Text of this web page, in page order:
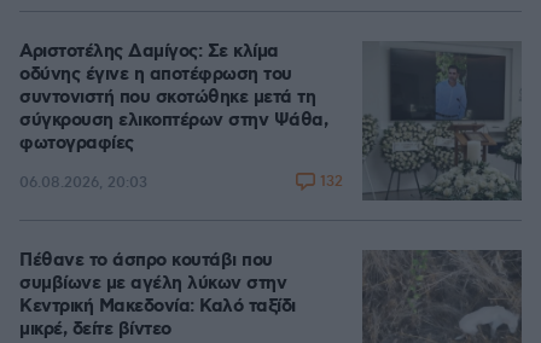
Αριστοτέλης Δαμίγος: Σε κλίμα
οδύνης έγινε η αποτέφρωση του
συντονιστή που σκοτώθηκε μετά τη
σύγκρουση ελικοπτέρων στην Ψάθα,
φωτογραφίες
06.08.2026, 20:03 132
Πέθανε το άσπρο κουτάβι που
συμβίωνε με αγέλη λύκων στην
Κεντρική Μακεδονία: Καλό ταξίδι
μικρέ, δείτε βίντεο